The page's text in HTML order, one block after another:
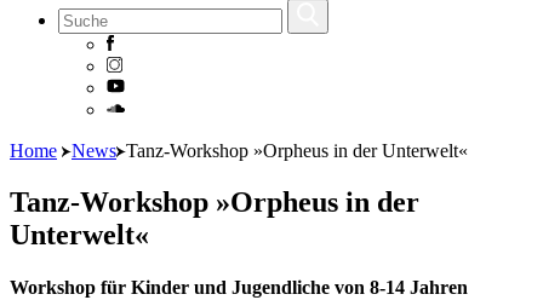
Skip
content
Home News Tanz-Workshop »Orpheus in der Unterwelt«
Tanz-Workshop »Orpheus in der
Unterwelt«
Workshop für Kinder und Jugendliche von 8-14 Jahren